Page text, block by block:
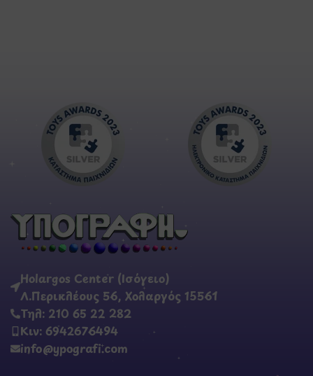
Holargos Center (Ισόγειο)
Λ.Περικλέους 56, Χολαργός 15561
Τηλ: 210 65 22 282
Κιν: 6942676494
info@ypografi.com